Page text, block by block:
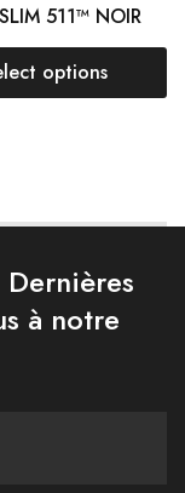
511™ NOIR
options
à notre